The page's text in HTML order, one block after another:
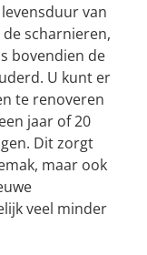
van
scharnieren,
bovendien de
U kunt er
te renoveren
jaar of 20
Dit zorgt
maar ook
veel minder